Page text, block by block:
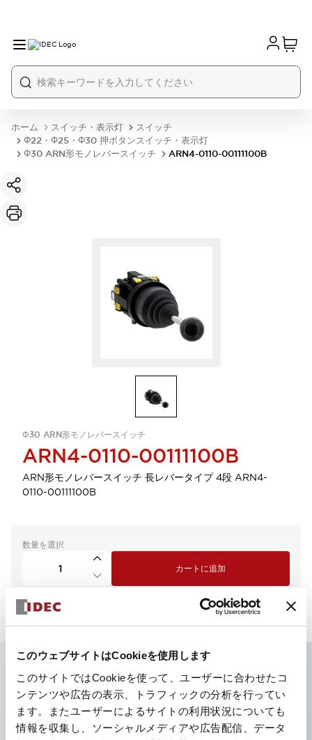
このウェブサイトはCookieを使用します
このサイトではCookieを使って、ユーザーに合わせたコ
ンテンツや広告の表示、トラフィックの分析を行ってい
ます。またユーザーによるサイトの利用状況についても
情報を収集し、ソーシャルメディアや広告配信、データ
ホーム スイッチ・表示灯
スイッチ
Φ22・Φ25・Φ30 押ボタンスイッチ・表示灯
Φ30 ARN形モノレバースイッチ
ARN4-0110-00111100B
Φ30 ARN形モノレバースイッチ
ARN4-0110-00111100B
ARN形モノレバースイッチ 長レバータイプ 4段 ARN4-
0110-00111100B
数量を選択
カートに追加
主な特長
工作機械や産業機械を上下左右に頻繁に方向転換させると